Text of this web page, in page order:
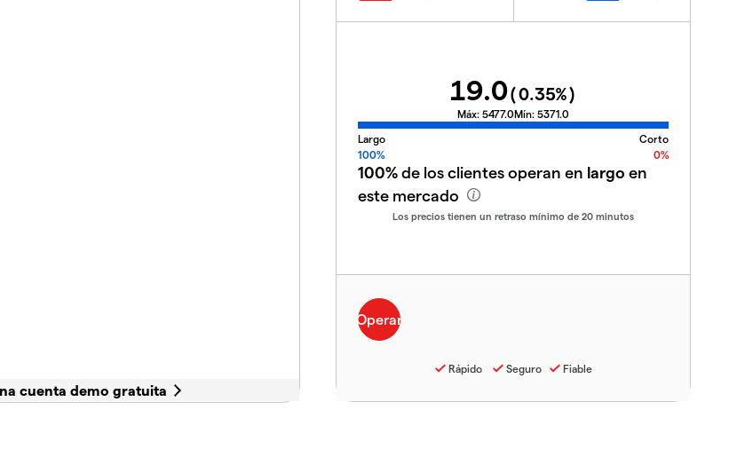
19.0(0.35%)
Máx: 5477.0Mín: 5371.0
Largo
Corto
100%
0%
100%de los clientes operan en largo en
este mercado
Los precios tienen un retraso mínimo de 20 minutos
Rápido Seguro Fiable